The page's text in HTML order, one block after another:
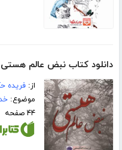
دانلود کتاب نبض عالم هستی
از:فریده
موضوع:
۴۴ صفحه